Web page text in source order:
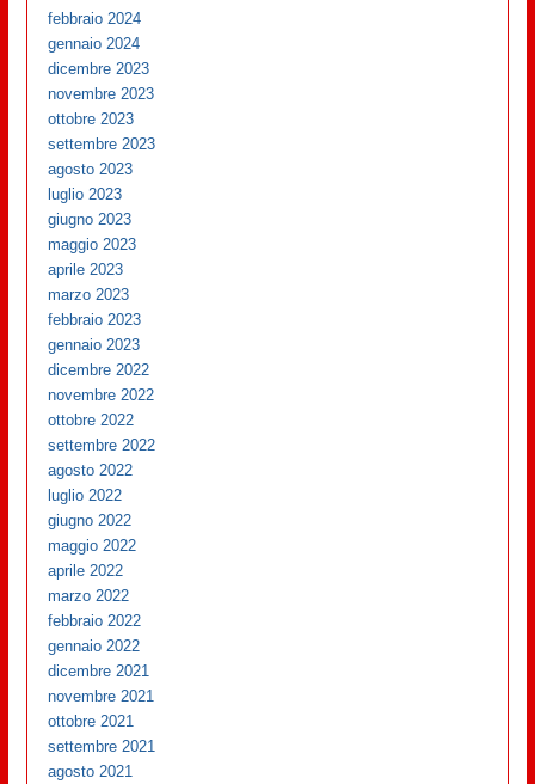
febbraio 2024
gennaio 2024
dicembre 2023
novembre 2023
ottobre 2023
settembre 2023
agosto 2023
luglio 2023
giugno 2023
maggio 2023
aprile 2023
marzo 2023
febbraio 2023
gennaio 2023
dicembre 2022
novembre 2022
ottobre 2022
settembre 2022
agosto 2022
luglio 2022
giugno 2022
maggio 2022
aprile 2022
marzo 2022
febbraio 2022
gennaio 2022
dicembre 2021
novembre 2021
ottobre 2021
settembre 2021
agosto 2021